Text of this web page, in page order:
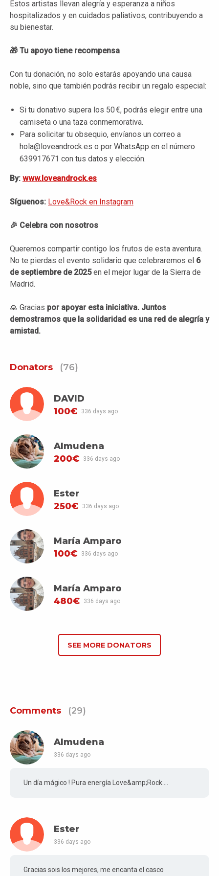
Estos artistas llevan alegría y esperanza a niños
hospitalizados y en cuidados paliativos, contribuyendo a
su bienestar.
🎁 Tu apoyo tiene recompensa
Con tu donación, no solo estarás apoyando una causa
noble, sino que también podrás recibir un regalo especial:
Si tu donativo supera los 50 €, podrás elegir entre una
camiseta o una taza conmemorativa.
Para solicitar tu obsequio, envíanos un correo a
hola@loveandrock.es o por WhatsApp en el número
639917671 con tus datos y elección.
By: www.loveandrock.es
Síguenos: Love&Rock en Instagram
🎉 Celebra con nosotros
Queremos compartir contigo los frutos de esta aventura.
No te pierdas el evento solidario que celebraremos el 6
de septiembre de 2025en el mejor lugar de la Sierra de
Madrid.
🙏 Gracias por apoyar esta iniciativa. Juntos
demostramos que la solidaridad es una red de alegría y
amistad.
Donators (76)
DAVID
100€
336 days ago
Almudena
200€
336 days ago
Ester
250€
336 days ago
María Amparo
100€
336 days ago
María Amparo
480€
336 days ago
SEE MORE DONATORS
Comments (29)
Almudena
336 days ago
Un día mágico ! Pura energía Love&amp;Rock....
Ester
336 days ago
Gracias sois los mejores, me encanta el casco